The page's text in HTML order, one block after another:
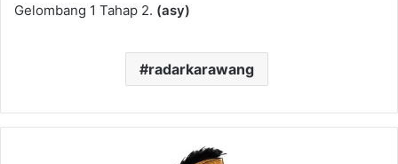
Gelombang 1 Tahap 2. (asy)
radarkarawang